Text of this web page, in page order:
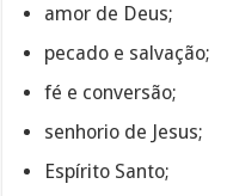
amor de Deus;
pecado e salvação;
fé e conversão;
senhorio de Jesus;
Espírito Santo;